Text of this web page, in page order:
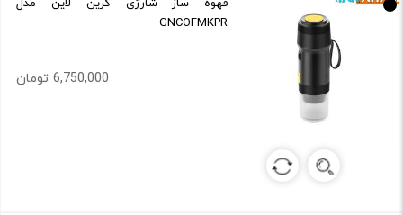
قهوه ساز شارژی گرین لاین مدل
GNCOFMKPR
6,750,000 تومان